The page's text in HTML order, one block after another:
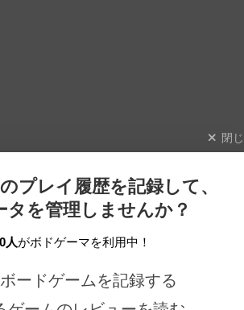
閉
プレイ履歴を記録して、
タを管理しませんか？
人がボドゲーマを利用中！
ードゲームを記録する